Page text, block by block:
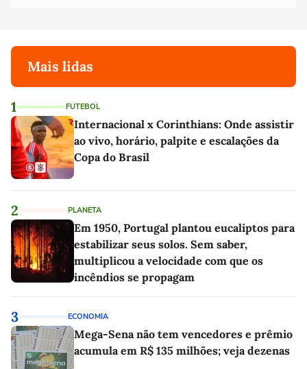
Mais lidas
1 FUTEBOL
Internacional x Corinthians: Onde assistir
ao vivo, horário, palpite e escalações da
Copa do Brasil
2 PLANETA
Em 1950, Portugal plantou eucaliptos para
estabilizar seus solos. Sem saber,
multiplicou a velocidade com que os
incêndios se propagam
3 ECONOMIA
Mega-Sena não tem vencedores e prêmio
acumula em R$ 135 milhões; veja dezenas